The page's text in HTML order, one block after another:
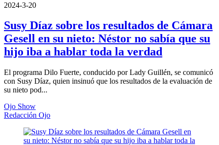
2024-3-20
Susy Díaz sobre los resultados de Cámara
Gesell en su nieto: Néstor no sabía que su
hijo iba a hablar toda la verdad
El programa Dilo Fuerte, conducido por Lady Guillén, se comunicó
con Susy Díaz, quien insinuó que los resultados de la evaluación de
su nieto pod...
Ojo Show
Redacción Ojo